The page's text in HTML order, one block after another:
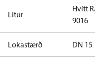
Litur
Hvítt
9016
Lokastærð DN 15